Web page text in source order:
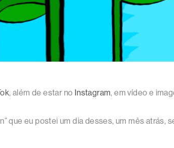
, além de estar no Instagram, em vídeo e
que eu postei um dia desses, um mês atrás,